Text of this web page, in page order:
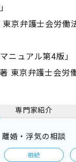
東京弁護士会労働
ニュアル第4版」
東京弁護士会労
専門家紹介
離婚・浮気の相談
相続